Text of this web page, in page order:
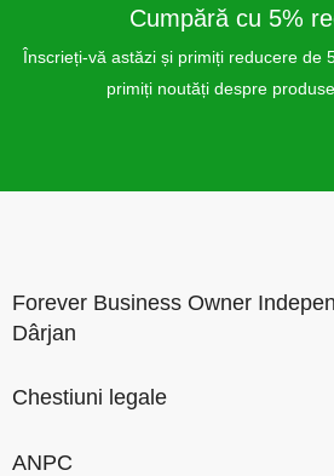
Cumpără cu 5%
Înscrieți-vă astăzi și primiți reducere de
primiți noutăți despre
Forever Business Owner
Dârjan
Chestiuni legale
ANPC